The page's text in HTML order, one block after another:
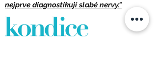
nejprve diagnostikují slabé nervy."